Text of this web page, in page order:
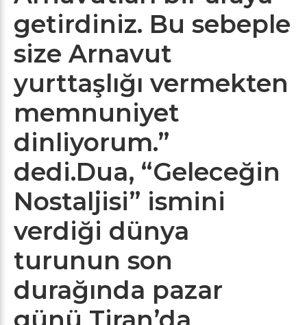
getirdiniz. Bu sebeple
size Arnavut
yurttaşlığı vermekten
memnuniyet
dinliyorum.”
dedi.Dua, “Geleceğin
Nostaljisi” ismini
verdiği dünya
turunun son
durağında pazar